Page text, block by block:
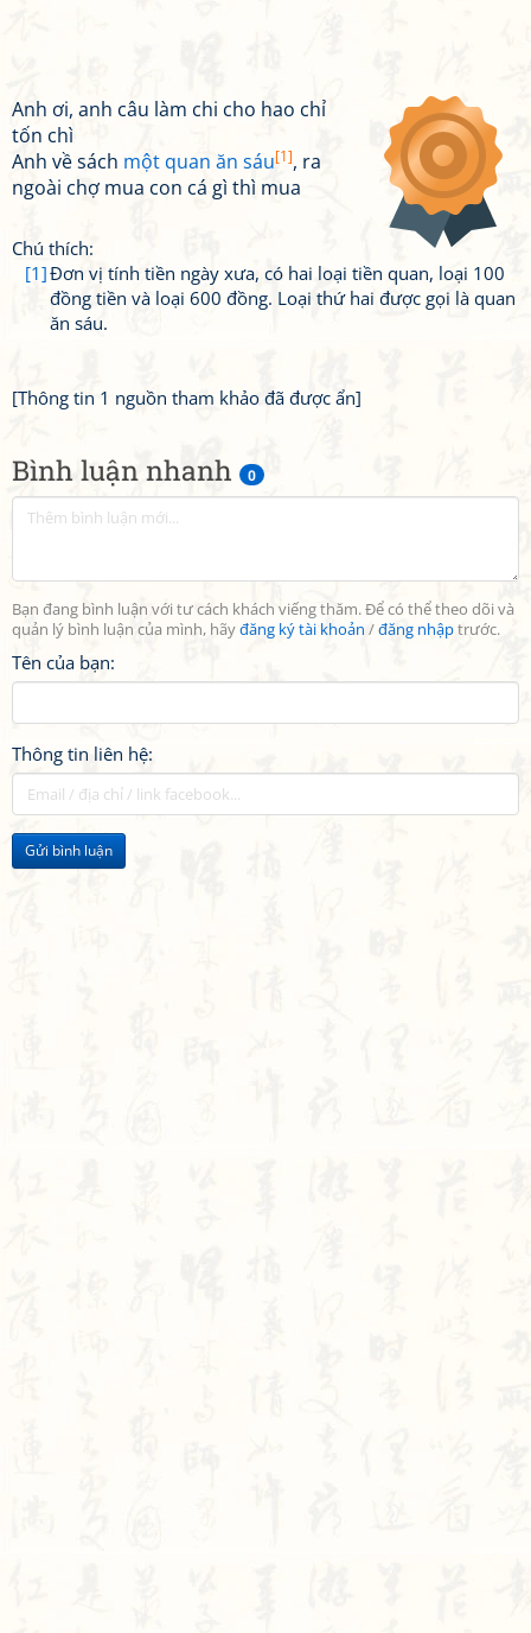
Bình luận nhanh 0
Bạn đang bình luận với tư cách khách viếng thăm. Để có thể theo dõi và
quản lý bình luận của mình, hãyđăng ký tài khoản /đăng nhậptrước.
Tên của bạn:
Thông tin liên hệ:
Gửi bình luận
Anh ơi, anh câu làm chi cho hao chỉ
tốn chì
Anh về sách một quan ăn sáu[1], ra
ngoài chợ mua con cá gì thì mua
Chú thích:
[1]Đơn vị tính tiền ngày xưa, có hai loại tiền quan, loại 100
đồng tiền và loại 600 đồng. Loại thứ hai được gọi là quan
ăn sáu.
[Thông tin 1 nguồn tham khảo đã được ẩn]